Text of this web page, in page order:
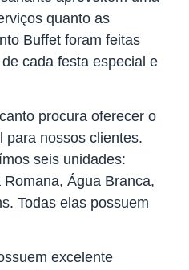
quanto as
Buffet foram feitas
cada festa especial e
procura oferecer o
para nossos clientes.
seis unidades:
Água Branca,
Todas elas possuem
excelente